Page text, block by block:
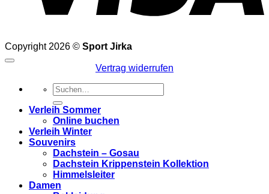
Copyright 2026 © Sport Jirka
Vertrag widerrufen
Suchen
nach:
Verleih Sommer
Online buchen
Verleih Winter
Souvenirs
Dachstein – Gosau
Dachstein Krippenstein Kollektion
Himmelsleiter
Damen